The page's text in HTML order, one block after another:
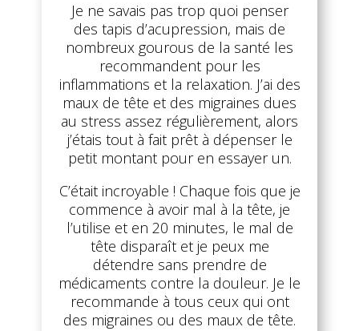
Je ne savais pas trop quoi penser
des tapis d’acupression, mais de
nombreux gourous de la santé les
recommandent pour les
inflammations et la relaxation. J’ai des
maux de tête et des migraines dues
au stress assez régulièrement, alors
j’étais tout à fait prêt à dépenser le
petit montant pour en essayer un.
C’était incroyable ! Chaque fois que je
commence à avoir mal à la tête, je
l’utilise et en 20 minutes, le mal de
tête disparaît et je peux me
détendre sans prendre de
médicaments contre la douleur. Je le
recommande à tous ceux qui ont
des migraines ou des maux de tête.